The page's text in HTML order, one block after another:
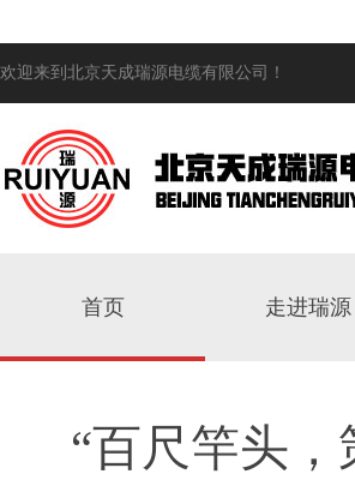
欢迎来到北京天成瑞源电缆有限公司！
首页 走进瑞源
“百尺竿头